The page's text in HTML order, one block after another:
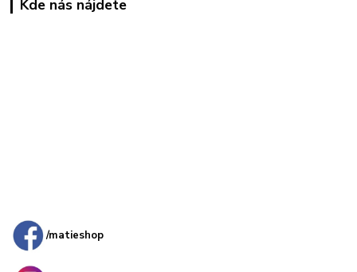
Kde nás nájdete
/matieshop